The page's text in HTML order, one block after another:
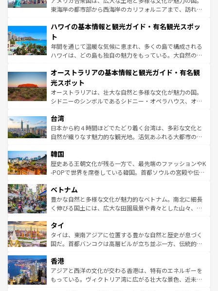
者向けの交通パス提供のサービスもあり、うまく活用すれ
着のスイス情報はコンテンツ一覧を参照してほしい。
東海岸の都市部から西海岸のカリフォルニアまで、訪れる
のような巨大都市は、観光、ショッピング、エンターテイ
ンメントが詰まった刺激的なスポットだ。一方、アメリカ
西部には大自然が広がり、グランドキャニオンやイエロー
ストーン国立公園といった絶景が堪能できる。さらに、南
文化が魅力。旅行者はアメリカの各地域で異なる魅力を楽
しみながら、その多様性と豊かな歴史を感じることができ
るだろう。車でのロードトリップや列車の旅も、アメリカ
ならではの贅沢な旅のスタイルだ。 なお、新着のアメリカ
情報は コンテンツ一覧 を参照してほしい。
ハワイの基本情報と観光ガイド・有名観光スポッ
ト
年間を通じて温暖な気候に恵まれ、多くの島で構成される
ハワイは、どの島も独自の魅力をもっている。大自然の神
ワイ島は見逃せない。また、定番の観光地といえばオアフ
島だが、静かな自然を求めるならマウイ島やカウアイ島が
おすすめ。エメラルドグリーンに輝く海をはじめ、豊かな
文化や歴史が息づいている。「アロハスピリット」と呼ば
人々、おいしいローカルフードやハワイアンミュージッ
ク、伝統的なフラダンスなど、すべてがハワイの魅力を彩
っている。訪れるたびに新しい発見と感動が待っているハ
はコンテンツ一覧
オーストラリアの基本情報と観光ガイド・有名観
光スポット
オーストラリアは、壮大な自然と多様な文化が魅力の国。
シドニーのシンボルであるシドニー・オペラハウス、オー
リアリーフや大陸中央部にそびえるウルル（エアーズロッ
ク）、タスマニアの美しい原生林やケアンズの熱帯雨林な
ど、見どころがたくさん。また、カフェやワイン、オージ
いる。アクティビティも充実しており、サーフィンやダイ
ビング、ハイキングなど、アウトドア好きにはたまらな
い。オーストラリアの多彩な魅力を存分に味わいつくそ
参照してほしい。
台湾
日本から約４時間ほどでたどり着く台湾は、多彩な文化と
自然が織りなす魅力的な観光地。活気あふれる大都市の台
ン）、静ひつな山岳地帯である台湾東部など、都市の喧騒
と山間の静けさが共存しており、訪れる人に新しい発見と
驚きをもたらしてくれる。また、奥深い台湾の食文化も魅
容にもいいと評判のスイーツなど、バラエティ豊かな料理
が味わえる。 なお、新着の台湾情報は コンテンツ一覧を参
照してほしい。
韓国
歴史ある王朝文化が残る一方で、最先端のファッションやK
-POPで世界を席巻している韓国。首都ソウルの宮殿や伝統
き、地方に足を延ばせば四季折々の自然美を楽しむことが
できる。そして、キムチや焼肉、絶品のストリートフード
まで、さまざまな韓国料理が待っている。夜には、韓国な
リティに包まれながら、韓国の多彩な魅力を心ゆくまで味
わってみてほしい。 なお、新着の韓国情報はコンテンツ一
覧を参照してほしい。
ベトナム
豊かな自然と多様な文化が魅力的なベトナム。南北に細長
く伸びる国土には、広大な田園風景や青々とした山々、世
急速な発展と共に伝統が息づく。ハノイの古い町並みやホ
ーチミン市のフランス統治時代の建物も、独特の雰囲気を
醸し出している。また、バラエティの豊かさとおいしさで
とつ。フォーやバインミー、ベトナムコーヒーなどは、ぜ
ひ現地で味わいたい。どの地域を訪れてもあたたかい人々
が旅行者を迎えてくれるので、きっと忘れられない旅にな
タイ
タイは、東南アジアに位置する豊かな自然と歴史が息づく
国だ。首都バンコクは高層ビルが立ち並ぶ一方、伝統的な
の活気が交差している。北部ではチェンマイなどの山岳地
帯で自然と触れ合い、南部ではプーケットやクラビの美し
いビーチでリゾート気分を楽しむことができる。タイ料理
香港
アジアと西洋の文化が交わる香港は、特有のエネルギーを
もっている。ヴィクトリア湾に広がる壮大な景色、近未来